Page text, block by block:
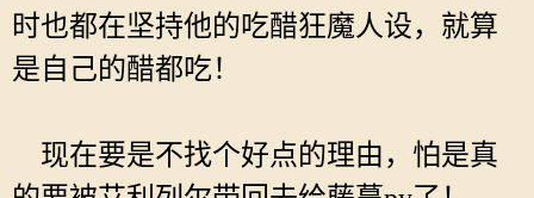
时也都在坚持他的吃醋狂魔人设，就算
是自己的醋都吃！
现在要是不找个好点的理由，怕是真